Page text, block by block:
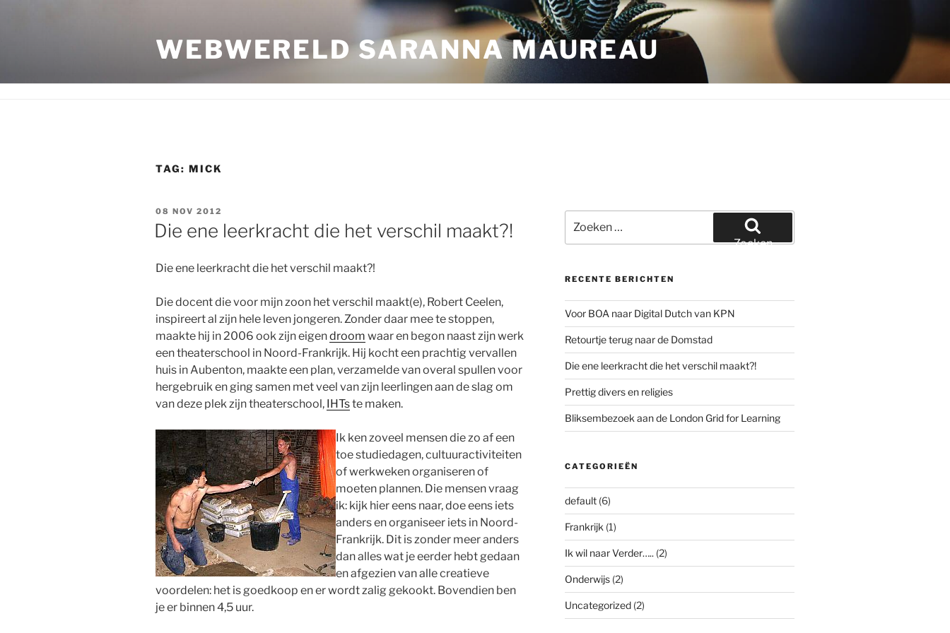
WEBWERELD SARANNA MAUREAU
TAG: MICK
GEPLAATST
OP
08 NOV 2012
Die ene leerkracht die het verschil maakt?!
Die ene leerkracht die het verschil maakt?!
Die docent die voor mijn zoon het verschil maakt(e), Robert Ceelen,
inspireert al zijn hele leven jongeren. Zonder daar mee te stoppen,
maakte hij in 2006 ook zijn eigendroom waar en begon naast zijn werk
een theaterschool in Noord-Frankrijk. Hij kocht een prachtig vervallen
huis in Aubenton, maakte een plan, verzamelde van overal spullen voor
hergebruik en ging samen met veel van zijn leerlingen aan de slag om
van deze plek zijn theaterschool, IHTste maken.
Ik ken zoveel mensen die zo af een
toe studiedagen, cultuuractiviteiten
of werkweken organiseren of
moeten plannen. Die mensen vraag
ik: kijk hier eens naar, doe eens iets
anders en organiseer iets in Noord-
Frankrijk. Dit is zonder meer anders
dan alles wat je eerder hebt gedaan
en afgezien van alle creatieve
voordelen: het is goedkoop en er wordt zalig gekookt. Bovendien ben
je er binnen 4,5 uur.
naar:
Zoeken
RECENTE BERICHTEN
Voor BOA naar Digital Dutch van KPN
Retourtje terug naar de Domstad
Die ene leerkracht die het verschil maakt?!
Prettig divers en religies
Bliksembezoek aan de London Grid for Learning
CATEGORIEËN
default(6)
Frankrijk (1)
Ik wil naar Verder….. (2)
Onderwijs(2)
Uncategorized(2)